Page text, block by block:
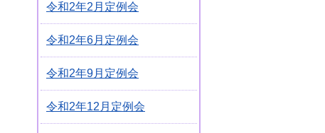
令和2年2月定例会
令和2年6月定例会
令和2年9月定例会
令和2年12月定例会